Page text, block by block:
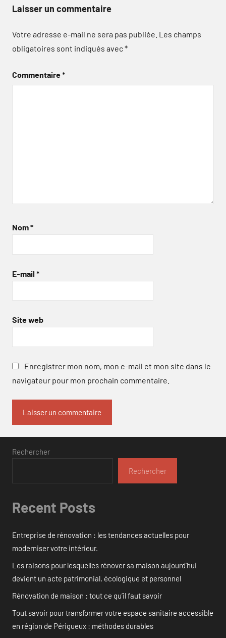
Laisser un commentaire
Votre adresse e-mail ne sera pas publiée. Les champs
obligatoires sont indiqués avec*
Commentaire*
Nom*
E-mail *
Site web
Enregistrer mon nom, mon e-mail et mon site dans le
navigateur pour mon prochain commentaire.
Rechercher
Rechercher
Recent Posts
Entreprise de rénovation : les tendances actuelles pour
moderniser votre intérieur.
Les raisons pour lesquelles rénover sa maison aujourd’hui
devient un acte patrimonial, écologique et personnel
Rénovation de maison : tout ce qu’il faut savoir
Tout savoir pour transformer votre espace sanitaire accessible
en région de Périgueux : méthodes durables